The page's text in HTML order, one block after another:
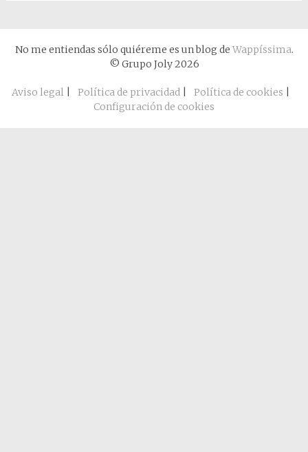
No me entiendas sólo quiéreme es un blog de Wappíssima.
© Grupo Joly 2026
Aviso legal| Política de privacidad| Política de cookies
Configuración de cookies